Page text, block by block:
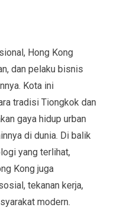
Hong Kong
dan pelaku bisnis
Kota ini
tradisi Tiongkok dan
gaya hidup urban
di dunia. Di balik
yang terlihat,
Kong juga
tekanan kerja,
modern.